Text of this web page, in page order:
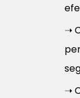
➝
➝